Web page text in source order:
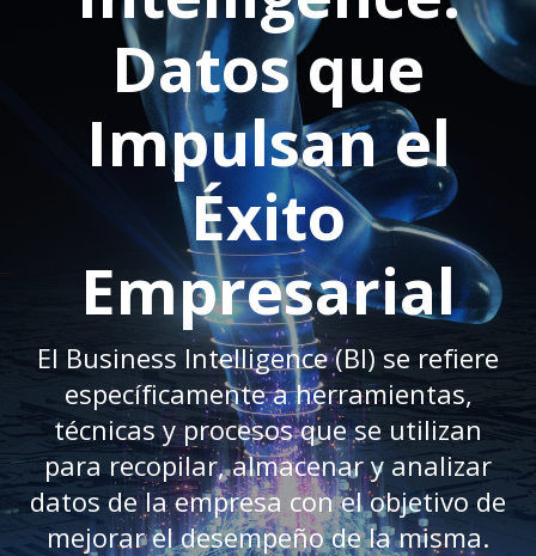
Datos que
Impulsan el
Éxito
Empresarial
El Business Intelligence (BI) se refiere
específicamente a herramientas,
técnicas y procesos que se utilizan
para recopilar, almacenar y analizar
datos de la empresa con el objetivo de
mejorar el desempeño de la misma.